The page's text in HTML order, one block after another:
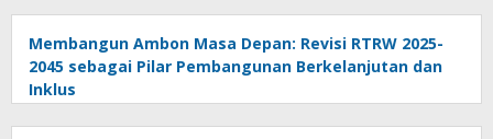
Membangun Ambon Masa Depan: Revisi RTRW 2025-
2045 sebagai Pilar Pembangunan Berkelanjutan dan
Inklus